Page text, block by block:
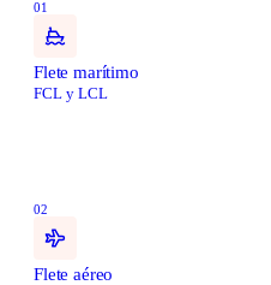
01
Flete marítimo
FCL y LCL
02
Flete aéreo